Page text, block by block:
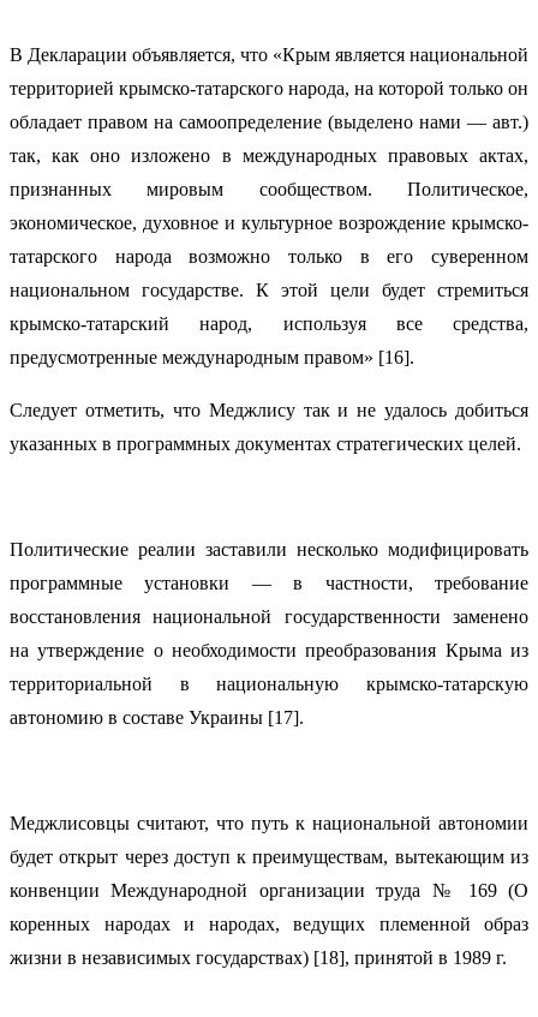
В Декларации объявляется, что «Крым является национальной
территорией крымско-татарского народа, на которой только он
обладает правом на самоопределение (выделено нами — авт.)
так, как оно изложено в международных правовых актах,
признанных мировым сообществом. Политическое,
экономическое, духовное и культурное возрождение крымско-
татарского народа возможно только в его суверенном
национальном государстве. К этой цели будет стремиться
крымско-татарский народ, используя все средства,
предусмотренные международным правом» [16].
Следует отметить, что Меджлису так и не удалось добиться
указанных в программных документах стратегических целей.
Политические реалии заставили несколько модифицировать
программные установки — в частности, требование
восстановления национальной государственности заменено
на утверждение о необходимости преобразования Крыма из
территориальной в национальную крымско-татарскую
автономию в составе Украины [17].
Меджлисовцы считают, что путь к национальной автономии
будет открыт через доступ к преимуществам, вытекающим из
конвенции Международной организации труда № 169 (О
коренных народах и народах, ведущих племенной образ
жизни в независимых государствах) [18], принятой в 1989 г.